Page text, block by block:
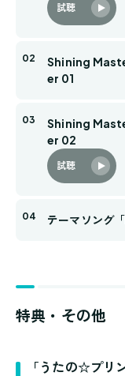
試聴
Shining
er 01
Shining
er 02
試聴
テーマソン
特典・その他
「うたの☆プ